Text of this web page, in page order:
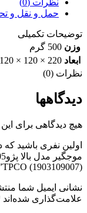
پارس
5
TPCO
(1903109007)
عدد
حمل و نقل و
توضیحات تکمیلی
وزن 500 گرم
ابعاد 220 × 120 × 120 میلی‌متر
نظرات (0)
دیدگاهها
هیچ دیدگاهی برای
اولین نفری باشید
TPCO (1903109007)”
نشانی ایمیل شما
علامت‌گذاری شده‌اند